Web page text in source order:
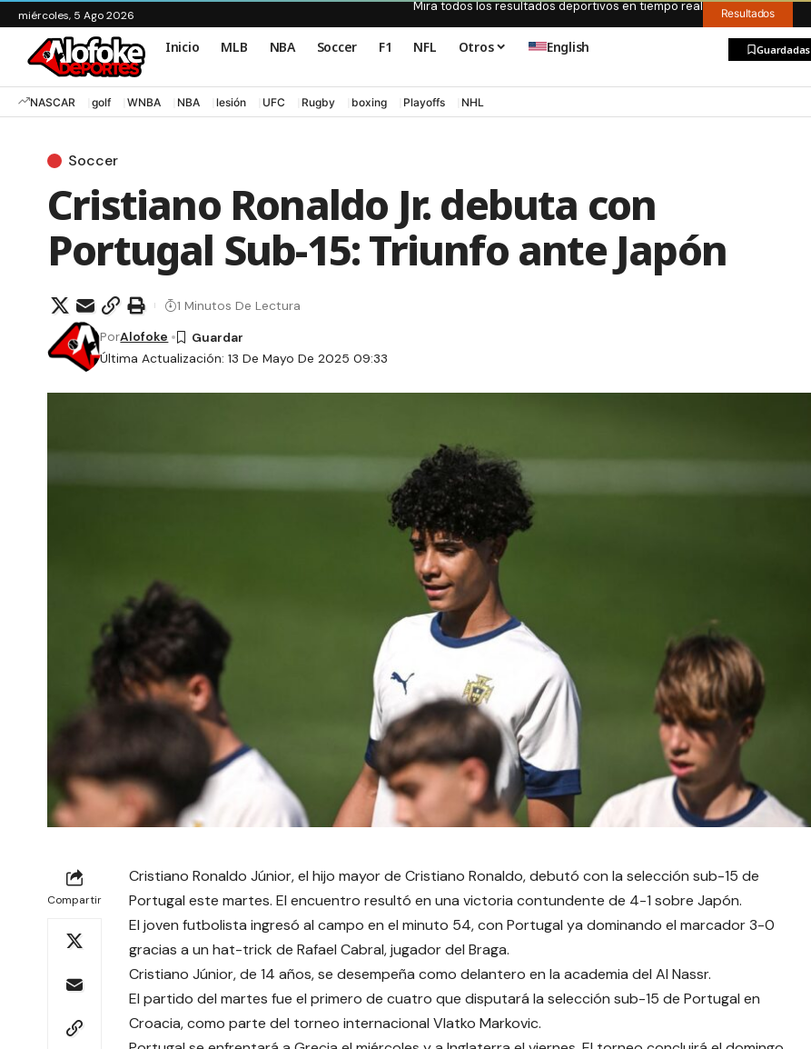
miércoles, 5 Ago 2026
Mira todos los resultados deportivos en tiempo real Resultados
Inicio MLB NBA Soccer F1 NFL Otros English Guardadas
NASCAR golf WNBA NBA lesión UFC Rugby boxing Playoffs NHL
Soccer
Cristiano Ronaldo Jr. debuta con
Portugal Sub-15: Triunfo ante Japón
Última Actualización: 13 De Mayo De 2025 09:33
PorAlofoke
1 Minutos De Lectura
Compartir
Cristiano Ronaldo Júnior, el hijo mayor de Cristiano Ronaldo, debutó con la selección sub-15 de
Portugal este martes. El encuentro resultó en una victoria contundente de 4-1 sobre Japón.
El joven futbolista ingresó al campo en el minuto 54, con Portugal ya dominando el marcador 3-0
gracias a un hat-trick de Rafael Cabral, jugador del Braga.
Cristiano Júnior, de 14 años, se desempeña como delantero en la academia del Al Nassr.
El partido del martes fue el primero de cuatro que disputará la selección sub-15 de Portugal en
Croacia, como parte del torneo internacional Vlatko Markovic.